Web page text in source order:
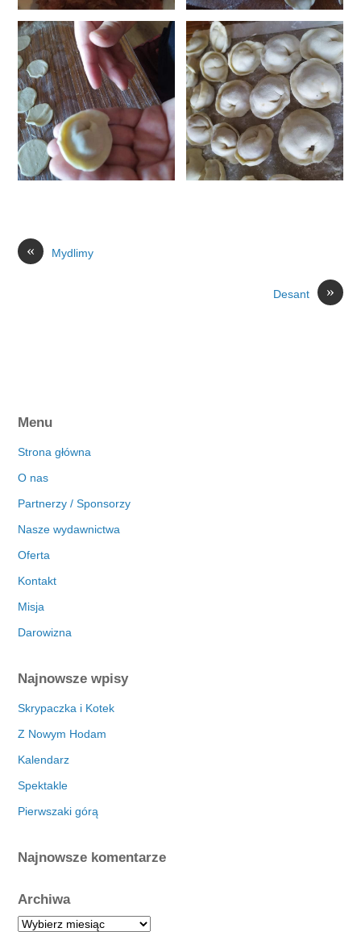
« Mydlimy
»
Desant
Menu
Strona główna
O nas
Partnerzy / Sponsorzy
Nasze wydawnictwa
Oferta
Kontakt
Misja
Darowizna
Najnowsze wpisy
Skrypaczka i Kotek
Z Nowym Hodam
Kalendarz
Spektakle
Pierwszaki górą
Najnowsze komentarze
Archiwa
A